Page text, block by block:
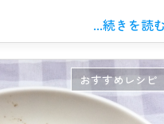
...続きを読
おすすめレシピ